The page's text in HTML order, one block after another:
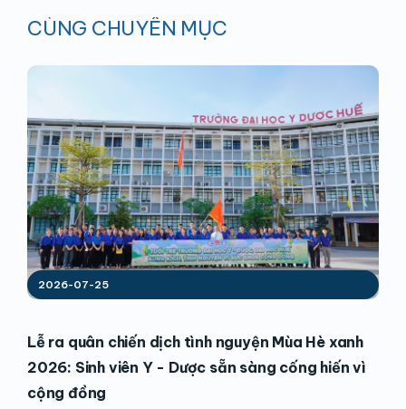
CÙNG CHUYÊN MỤC
2026-07-25
Lễ ra quân chiến dịch tình nguyện Mùa Hè xanh
2026: Sinh viên Y - Dược sẵn sàng cống hiến vì
cộng đồng